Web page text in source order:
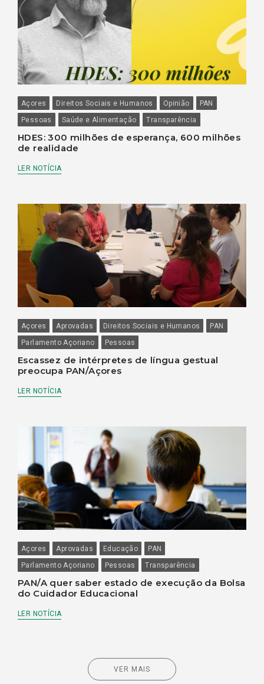
Açores Direitos Sociais e Humanos Opinião
PAN
Pessoas
Saúde e Alimentação Transparência
HDES: 300 milhões de esperança, 600 milhões
de realidade
LER NOTÍCIA
Açores Aprovadas Direitos Sociais e Humanos
PAN
Parlamento Açoriano
Pessoas
Escassez de intérpretes de língua gestual
preocupa PAN/Açores
LER NOTÍCIA
Açores Aprovadas Educação
PAN
Parlamento Açoriano
Pessoas Transparência
PAN/A quer saber estado de execução da Bolsa
do Cuidador Educacional
LER NOTÍCIA
VER MAIS